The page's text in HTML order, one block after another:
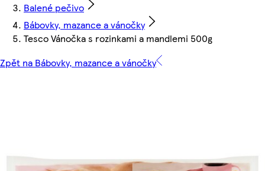
Balené pečivo
Bábovky, mazance a vánočky
Tesco Vánočka s rozinkami a mandlemi 500g
Zpět na Bábovky, mazance a vánočky